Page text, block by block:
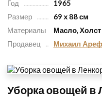
Год
1965
Размер
69 х 88 см
Материалы
Масло,
Продавец
Михаил
Уборка овощей в